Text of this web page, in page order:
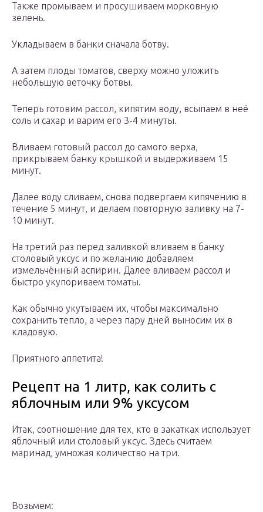
Также промываем и просушиваем морковную
зелень.
Укладываем в банки сначала ботву.
А затем плоды томатов, сверху можно уложить
небольшую веточку ботвы.
Теперь готовим рассол, кипятим воду, всыпаем в неё
соль и сахар и варим его 3-4 минуты.
Вливаем готовый рассол до самого верха,
прикрываем банку крышкой и выдерживаем 15
минут.
Далее воду сливаем, снова подвергаем кипячению в
течение 5 минут, и делаем повторную заливку на 7-
10 минут.
На третий раз перед заливкой вливаем в банку
столовый уксус и по желанию добавляем
измельчённый аспирин. Далее вливаем рассол и
быстро укупориваем томаты.
Как обычно укутываем их, чтобы максимально
сохранить тепло, а через пару дней выносим их в
кладовую.
Приятного аппетита!
Рецепт на 1 литр, как солить с
яблочным или 9% уксусом
Итак, соотношение для тех, кто в закатках использует
яблочный или столовый уксус. Здесь считаем
маринад, умножая количество на три.
Возьмем: